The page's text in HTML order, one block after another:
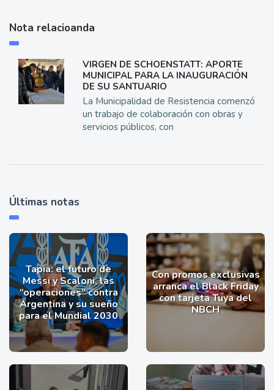
Nota relacioanda
VIRGEN DE SCHOENSTATT: APORTE
MUNICIPAL PARA LA INAUGURACIÓN
DE SU SANTUARIO
La Municipalidad de Resistencia comenzó
un trabajo de colaboración con obras y
servicios públicos, con
Últimas notas
Tapia: el futuro de
Messi y Scaloni, las
“operaciones” contra
Argentina y su sueño
para el Mundial 2030
Con promos exclusivas
arranca el Black Friday
con tarjeta Tuya del
NBCH